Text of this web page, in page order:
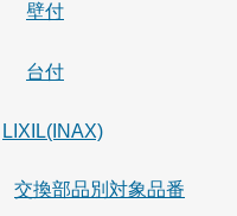
壁付
台付
LIXIL(INAX)
交換部品別対象品番